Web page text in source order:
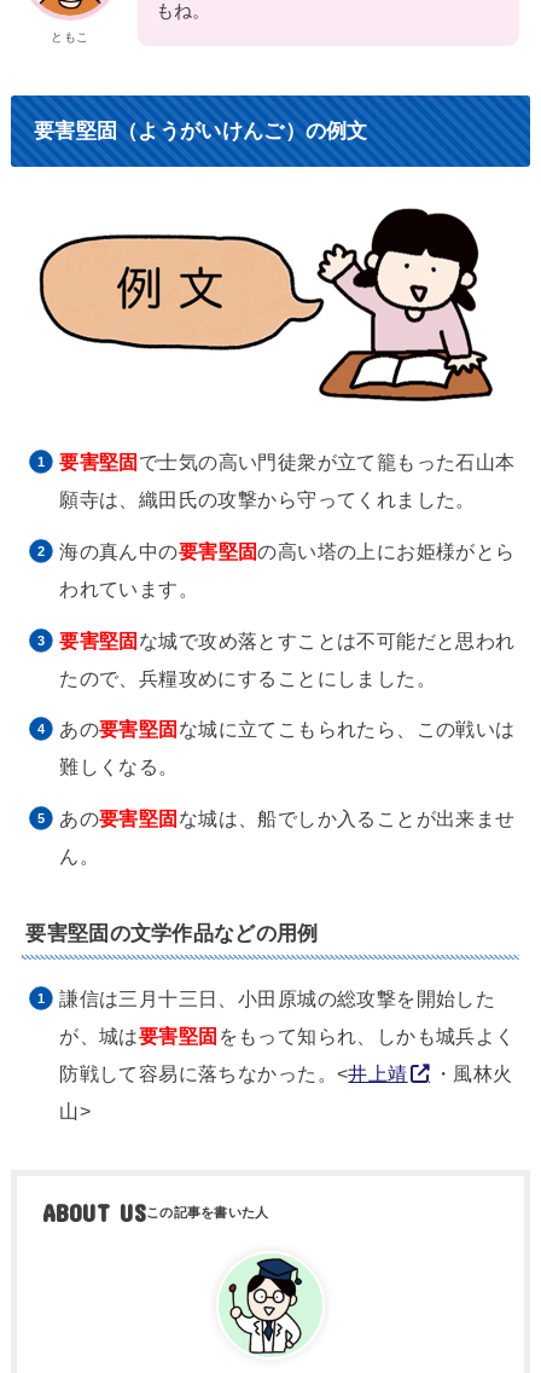
ともこ
もね。
要害堅固（ようがいけんご）の例文
要害堅固 で士気の高い門徒衆が立て籠もった石山本
願寺は、織田氏の攻撃から守ってくれました。
海の真ん中の要害堅固の高い塔の上にお姫様がとら
われています。
要害堅固 な城で攻め落とすことは不可能だと思われ
たので、兵糧攻めにすることにしました。
あの要害堅固 な城に立てこもられたら、この戦いは
難しくなる。
あの要害堅固 な城は、船でしか入ることが出来ませ
ん。
要害堅固の文学作品などの用例
謙信は三月十三日、小田原城の総攻撃を開始した
が、城は要害堅固 をもって知られ、しかも城兵よく
防戦して容易に落ちなかった。<井上靖
・風林火
山>
ABOUT US